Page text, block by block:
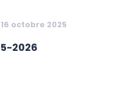
16 octobre 2025
2026